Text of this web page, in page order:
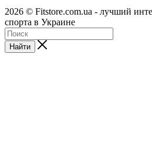
2026 © Fitstore.com.ua - лучший
спорта в Украине
Найти